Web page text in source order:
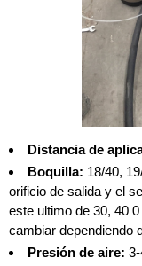
Distancia de
Boquilla: 18/40,
orificio de salida y el
este ultimo de 30, 40
cambiar dependiendo
Presión de aire: